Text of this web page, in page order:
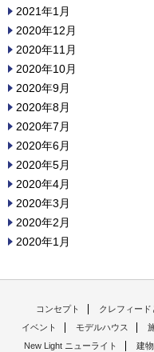
2021年1月
2020年12月
2020年11月
2020年10月
2020年9月
2020年8月
2020年7月
2020年6月
2020年5月
2020年4月
2020年3月
2020年2月
2020年1月
コンセプト クレフィード
イベント
モデルハウス
New Light ニューライト
建